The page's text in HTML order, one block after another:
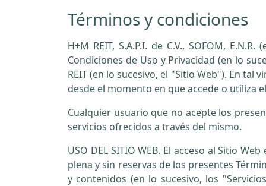
Términos y condiciones
H+M REIT, S.A.P.I. de C.V., SOFOM,
Condiciones de Uso y Privacidad (en lo
REIT (en lo sucesivo, el "Sitio Web"). En
desde el momento en que accede o utiliza
Cualquier usuario que no acepte los
servicios ofrecidos a través del mismo.
USO DEL SITIO WEB. El acceso al Sitio
plena y sin reservas de los presentes
y contenidos (en lo sucesivo, los